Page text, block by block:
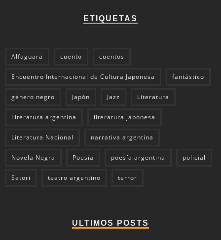
ETIQUETAS
Alfaguara cuento cuentos
Encuentro Internacional de Cultura Japonesa fantástico
género negro Japón Jazz Literatura
Literatura argentina literatura japonesa
Literatura Nacional narrativa argentina
Novela Negra Poesía poesía argentina policial
Satori teatro argentino terror
ULTIMOS POSTS